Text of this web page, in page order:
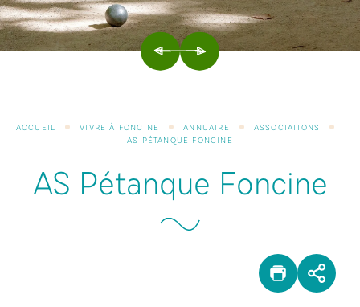
PRÉCÉDENTSUIVANT
ACCUEIL VIVRE À FONCINE ANNUAIRE
ASSOCIATIONS
AS PÉTANQUE FONCINE
AS Pétanque Foncine